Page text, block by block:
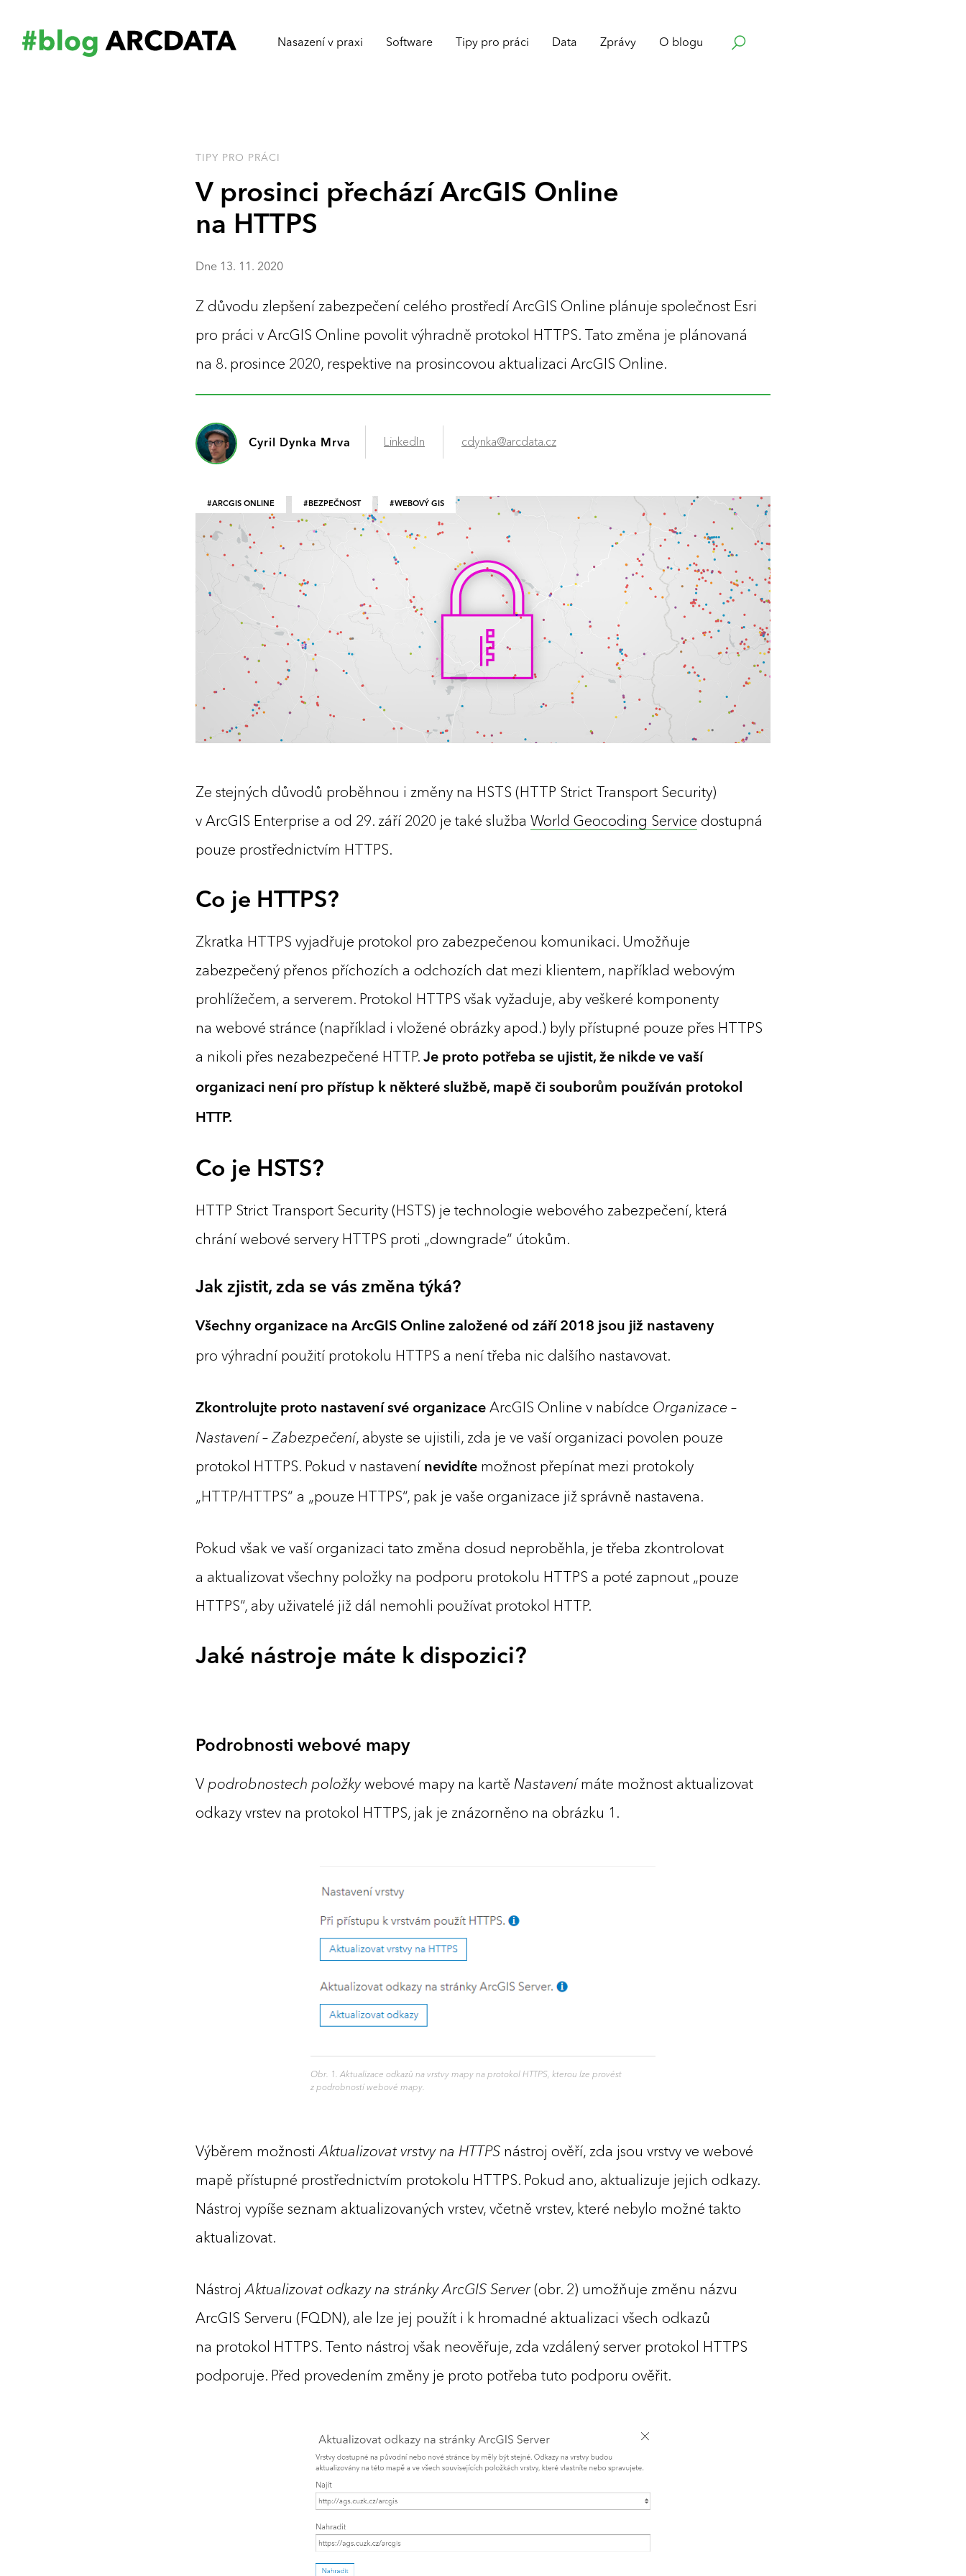
Nasazení v praxi Software Tipy pro práci Data Zprávy O blogu
TIPY PRO PRÁCI
V prosinci přechází ArcGIS Online
na HTTPS
Dne 13. 11 . 2020
Z důvodu zlepšení zabezpečení celého prostředí ArcGIS Online plánuje společnost Esri
pro práci v ArcGIS Online povolit výhradně protokol HTTPS. Tato změna je plánovaná
na 8. prosince 2020, respektive na prosincovou aktualizaci ArcGIS Online.
Cyril Dynka Mrva LinkedIn cdynka@arcdata.cz
ARCGIS ONLINE BEZPEČNOST WEBOVÝ GIS
Ze stejných důvodů proběhnou i změny na HSTS (HTTP Strict Transport Security)
v ArcGIS Enterprise a od 29. září 2020 je také služba World Geocoding Service dostupná
pouze prostřednictvím HTTPS.
Co je HTTPS?
Zkratka HTTPS vyjadřuje protokol pro zabezpečenou komunikaci. Umožňuje
zabezpečený přenos příchozích a odchozích dat mezi klientem, například webovým
prohlížečem, a serverem. Protokol HTTPS však vyžaduje, aby veškeré komponenty
na webové stránce (například i vložené obrázky apod.) byly přístupné pouze přes HTTPS
a nikoli přes nezabezpečené HTTP. Je proto potřeba se ujistit, že nikde ve vaší
organizaci není pro přístup k některé službě, mapě či souborům používán protokol
HTTP.
Co je HSTS?
HTTP Strict Transport Security (HSTS) je technologie webového zabezpečení, která
chrání webové servery HTTPS proti „downgrade“ útokům.
Jak zjistit, zda se vás změna týká?
Všechny organizace na ArcGIS Online založené od září 2018 jsou již nastaveny
pro výhradní použití protokolu HTTPS a není třeba nic dalšího nastavovat.
Zkontrolujte proto nastavení své organizace ArcGIS ­Online v nabídce Organizace –
Nastavení – Zabezpečení, abyste se ujistili, zda je ve vaší organizaci povolen pouze
protokol HTTPS. Pokud v nastavení nevidíte možnost přepínat mezi protokoly
„HTTP/HTTPS“ a „pouze HTTPS“, pak je vaše organizace již správně nastavena.
Pokud však ve vaší organizaci tato změna dosud neproběhla, je třeba zkontrolovat
a aktualizovat všechny položky na podporu protokolu HTTPS a poté zapnout „pouze
HTTPS“, aby uživatelé již dál nemohli používat protokol HTTP.
Jaké nástroje máte k dispozici?
Podrobnosti webové mapy
V podrobnostech položkywebové mapy na kartě Nastavenímáte možnost aktualizovat
odkazy vrstev na protokol ­HTTPS, jak je znázorněno na obrázku 1.
Obr. 1. Aktualizace odkazů na vrstvy mapy na protokol HTTPS, kterou lze provést
z podrobností webové mapy.
Výběrem možnostiAktualizovat vrstvy na HTTPS nástroj ověří, zda jsou vrstvy ve webové
mapě přístupné prostřednictvím protokolu HTTPS. Pokud ano, aktualizuje jejich odkazy.
Nástroj vypíše seznam aktualizovaných vrstev, včetně vrstev, které nebylo možné takto
aktualizovat.
NástrojAktualizovat odkazy na stránky ArcGIS Server(obr. 2) umožňuje změnu názvu
ArcGIS Serveru (FQDN), ale lze jej použít i k hromadné aktualizaci všech odkazů
na protokol HTTPS. Tento nástroj však neověřuje, zda vzdálený server protokol HTTPS
podporuje. Před provedením změny je proto potřeba tuto podporu ověřit.